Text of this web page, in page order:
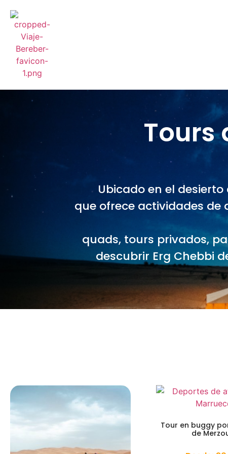
Tours
Ubicado en el
que ofrece actividades
quads, tours privados,
descubrir Erg Chebbi
Tour en buggy
de